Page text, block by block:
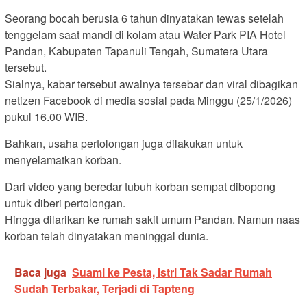
Seorang bocah berusia 6 tahun dinyatakan tewas setelah
tenggelam saat mandi di kolam atau Water Park PIA Hotel
Pandan, Kabupaten Tapanuli Tengah, Sumatera Utara
tersebut.
Sialnya, kabar tersebut awalnya tersebar dan viral dibagikan
netizen Facebook di media sosial pada Minggu (25/1/2026)
pukul 16.00 WIB.
Bahkan, usaha pertolongan juga dilakukan untuk
menyelamatkan korban.
Dari video yang beredar tubuh korban sempat dibopong
untuk diberi pertolongan.
Hingga dilarikan ke rumah sakit umum Pandan. Namun naas
korban telah dinyatakan meninggal dunia.
Baca juga Suami ke Pesta, Istri Tak Sadar Rumah
Sudah Terbakar, Terjadi di Tapteng